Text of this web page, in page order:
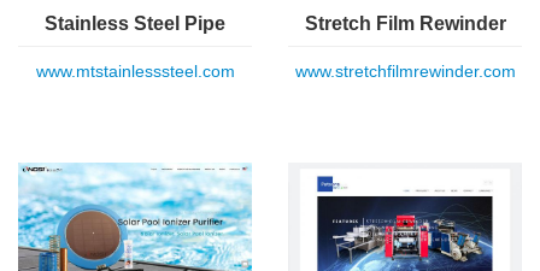
Stainless Steel Pipe
www.mtstainlesssteel.com
Stretch Film Rewinder
www.stretchfilmrewinder.com